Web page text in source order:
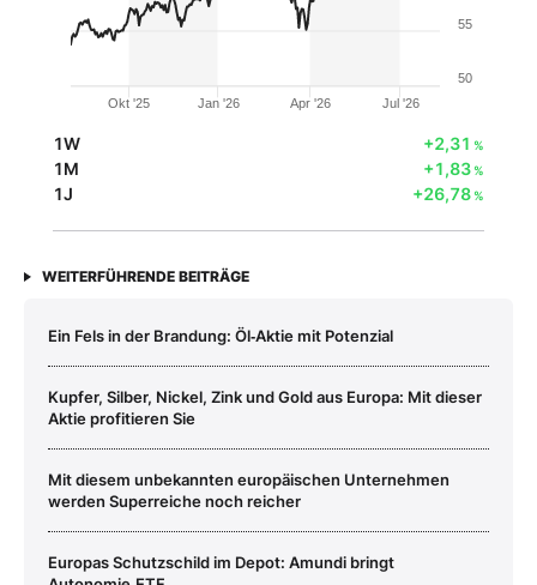
Okt '25 Jan '26 Apr '26 Jul '26
50
55
1W +2,31 %
1M +1,83%
1J +26,78%
WEITERFÜHRENDE BEITRÄGE
Ein Fels in der Brandung: Öl‑Aktie mit Potenzial
Kupfer, Silber, Nickel, Zink und Gold aus Europa: Mit dieser
Aktie profitieren Sie
Mit diesem unbekannten europäischen Unternehmen
werden Superreiche noch reicher
Europas Schutzschild im Depot: Amundi bringt